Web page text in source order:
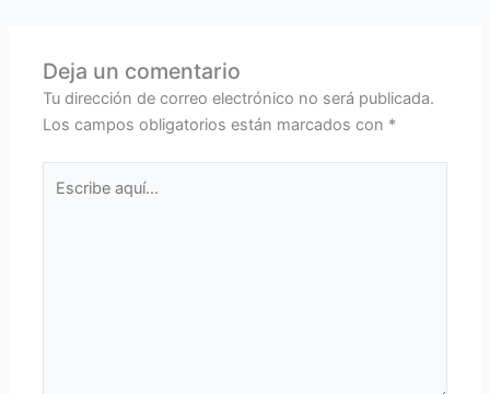
Deja un comentario
Tu dirección de correo electrónico no será publicada.
Los campos obligatorios están marcados con *
aquí...